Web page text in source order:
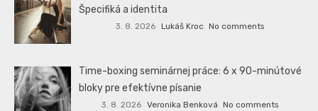
Špecifiká a identita
3. 8. 2026 Lukáš Kroc No comments
Time-boxing seminárnej práce: 6 x 90-minútové
bloky pre efektívne písanie
3. 8. 2026 Veronika Benková No comments